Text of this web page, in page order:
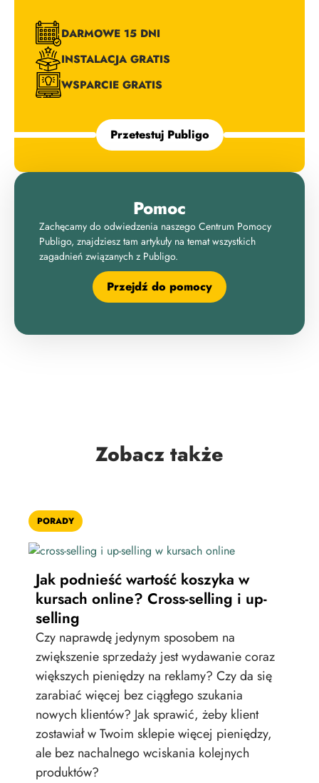
DARMOWE 15 DNI
INSTALACJA GRATIS
WSPARCIE GRATIS
Przetestuj Publigo
Pomoc
Zachęcamy do odwiedzenia naszego Centrum Pomocy
Publigo, znajdziesz tam artykuły na temat wszystkich
zagadnień związanych z Publigo.
Przejdź do pomocy
Zobacz także
PORADY
Jak podnieść wartość koszyka w
kursach online? Cross-selling i up-
selling
Czy naprawdę jedynym sposobem na
zwiększenie sprzedaży jest wydawanie coraz
większych pieniędzy na reklamy? Czy da się
zarabiać więcej bez ciągłego szukania
nowych klientów? Jak sprawić, żeby klient
zostawiał w Twoim sklepie więcej pieniędzy,
ale bez nachalnego wciskania kolejnych
produktów?